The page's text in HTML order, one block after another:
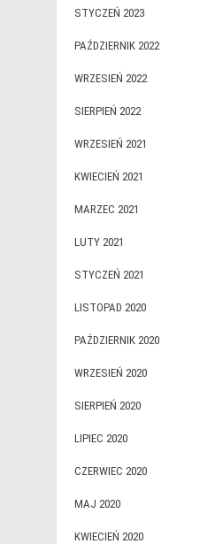
STYCZEŃ 2023
PAŹDZIERNIK 2022
WRZESIEŃ 2022
SIERPIEŃ 2022
WRZESIEŃ 2021
KWIECIEŃ 2021
MARZEC 2021
LUTY 2021
STYCZEŃ 2021
LISTOPAD 2020
PAŹDZIERNIK 2020
WRZESIEŃ 2020
SIERPIEŃ 2020
LIPIEC 2020
CZERWIEC 2020
MAJ 2020
KWIECIEŃ 2020